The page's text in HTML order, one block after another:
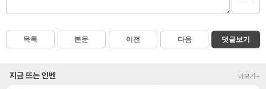
목록 본문 이전 다음 댓글보기
지금 뜨는 인벤 더보기+